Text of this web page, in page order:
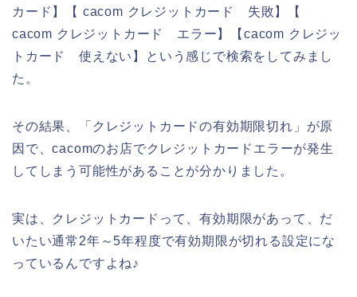
カード】【 cacom クレジットカード 失敗】【
cacom クレジットカード エラー】【cacom クレジッ
トカード 使えない】という感じで検索をしてみまし
た。
その結果、「クレジットカードの有効期限切れ」が原
因で、cacomのお店でクレジットカードエラーが発生
してしまう可能性があることが分かりました。
実は、クレジットカードって、有効期限があって、だ
いたい通常2年～5年程度で有効期限が切れる設定にな
っているんですよね♪